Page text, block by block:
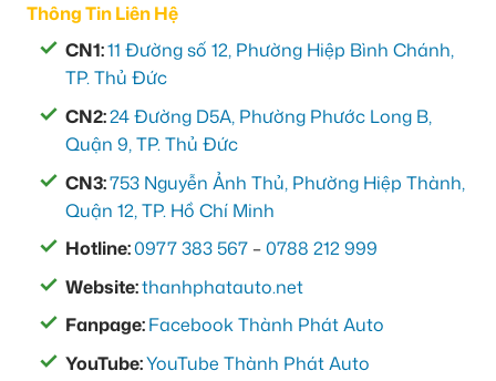
Thông Tin Liên Hệ
CN1:11 Đường số 12, Phường Hiệp Bình Chánh,
TP. Thủ Đức
CN2:24 Đường D5A, Phường Phước Long B,
Quận 9, TP. Thủ Đức
CN3:753 Nguyễn Ảnh Thủ, Phường Hiệp Thành,
Quận 12, TP. Hồ Chí Minh
Hotline:0977 383 567 –0788 212 999
Website:thanhphatauto.net
Fanpage:Facebook Thành Phát Auto
YouTube:YouTube Thành Phát Auto